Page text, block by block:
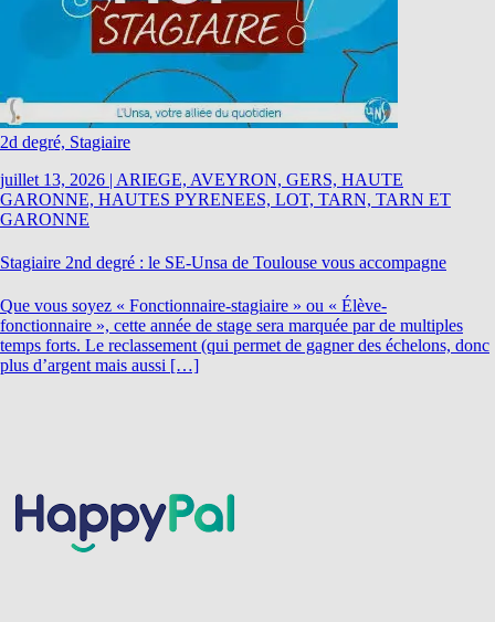
2d degré, Stagiaire
juillet 13, 2026 | ARIEGE, AVEYRON, GERS, HAUTE
GARONNE, HAUTES PYRENEES, LOT, TARN, TARN ET
GARONNE
Stagiaire 2nd degré : le SE-Unsa de Toulouse vous accompagne
Que vous soyez « Fonctionnaire-stagiaire » ou « Élève-
fonctionnaire », cette année de stage sera marquée par de multiples
temps forts. Le reclassement (qui permet de gagner des échelons, donc
plus d’argent mais aussi […]